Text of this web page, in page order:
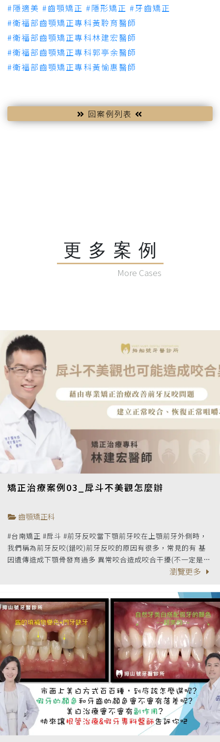
#隱適美 #齒顎矯正 #隱形矯正 #牙齒矯正
#衛福部齒顎矯正專科黃聆育醫師
#衛福部齒顎矯正專科林建宏醫師
#衛福部齒顎矯正專科郭亭余醫師
#衛福部齒顎矯正專科黃愉惠醫師
回案例列表
更多案例
More Cases
矯正治療案例03_戽斗不美觀怎麼辦
齒顎矯正科
#台南矯正 #戽斗 #前牙反咬當下顎前牙咬在上顎前牙外側時，
我們稱為前牙反咬(錯咬)前牙反咬的原因有很多，常見的有 基
因遺傳造成下顎骨發育過多 異常咬合造成咬合干擾(不一定是骨
頭的問題)前牙反咬會造成 #琺瑯質過度磨耗也因為不當的咬合
節障礙等問題。甚至可能讓青春期的小朋友上顎發育受限，使
戽斗問題變得更嚴重呢!你也有像照片中這樣的牙齒排列狀況嗎?
快來電預約諮詢吧!!06-2229918 拇舢號牙醫診所關心您#衛福部
齒顎矯正專科林建宏醫師#衛福部齒顎矯正專科郭亭余醫師#衛
福部齒顎矯正專科黃愉惠醫師#齒顎矯正 #隱形矯正
瀏覽更多